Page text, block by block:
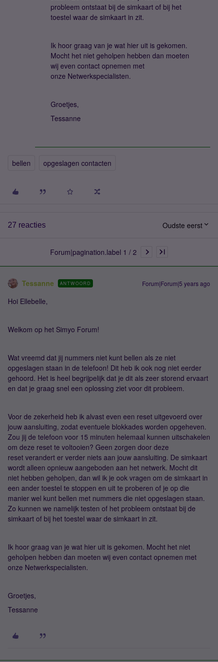
probleem ontstaat bij de simkaart of bij het
toestel waar de simkaart in zit.
Ik hoor graag van je wat hier uit is gekomen.
Mocht het niet geholpen hebben dan moeten
wij even contact opnemen met
onze Netwerkspecialisten.
Groetjes,
Tessanne
bellen opgeslagen contacten
27 reacties Oudste eerst
Forum|pagination.label 1 / 2
Tessanne ANTWOORD Forum|Forum|5 years ago
Hoi Ellebelle,
Welkom op het Simyo Forum!
Wat vreemd dat jij nummers niet kunt bellen als ze niet
opgeslagen staan in de telefoon! Dit heb ik ook nog niet eerder
gehoord. Het is heel begrijpelijk dat je dit als zeer storend ervaart
en dat je graag snel een oplossing ziet voor dit probleem.
Voor de zekerheid heb ik alvast even een reset uitgevoerd over
jouw aansluiting, zodat eventuele blokkades worden opgeheven.
Zou jij de telefoon voor 15 minuten helemaal kunnen uitschakelen
om deze reset te voltooien? Geen zorgen door deze
reset verandert er verder niets aan jouw aansluiting. De simkaart
wordt alleen opnieuw aangeboden aan het netwerk. Mocht dit
niet hebben geholpen, dan wil ik je ook vragen om de simkaart in
een ander toestel te stoppen en uit te proberen of je op die
manier wel kunt bellen met nummers die niet opgeslagen staan.
Zo kunnen we namelijk testen of het probleem ontstaat bij de
simkaart of bij het toestel waar de simkaart in zit.
Ik hoor graag van je wat hier uit is gekomen. Mocht het niet
geholpen hebben dan moeten wij even contact opnemen met
onze Netwerkspecialisten.
Groetjes,
Tessanne